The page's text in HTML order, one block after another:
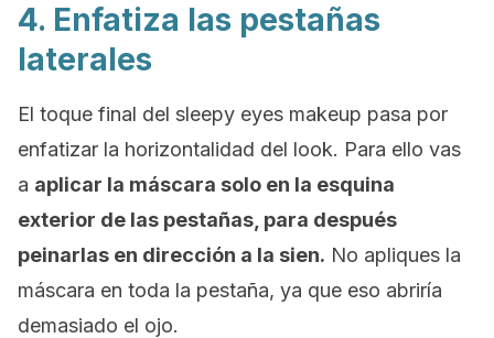
4. Enfatiza las pestañas
laterales
El toque final del sleepy eyes makeup pasa por
enfatizar la horizontalidad del look. Para ello vas
a aplicar la máscara solo en la esquina
exterior de las pestañas, para después
peinarlas en dirección a la sien. No apliques la
máscara en toda la pestaña, ya que eso abriría
demasiado el ojo.